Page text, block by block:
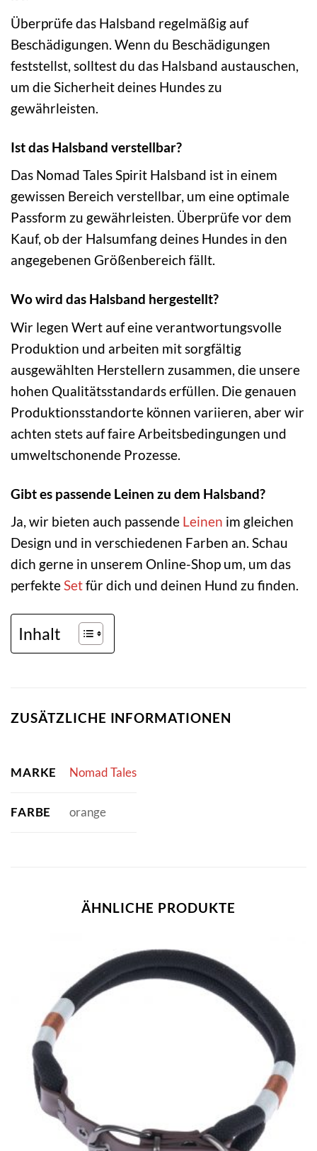
Überprüfe das Halsband regelmäßig auf
Beschädigungen. Wenn du Beschädigungen
feststellst, solltest du das Halsband austauschen,
um die Sicherheit deines Hundes zu
gewährleisten.
Ist das Halsband verstellbar?
Das Nomad Tales Spirit Halsband ist in einem
gewissen Bereich verstellbar, um eine optimale
Passform zu gewährleisten. Überprüfe vor dem
Kauf, ob der Halsumfang deines Hundes in den
angegebenen Größenbereich fällt.
Wo wird das Halsband hergestellt?
Wir legen Wert auf eine verantwortungsvolle
Produktion und arbeiten mit sorgfältig
ausgewählten Herstellern zusammen, die unsere
hohen Qualitätsstandards erfüllen. Die genauen
Produktionsstandorte können variieren, aber wir
achten stets auf faire Arbeitsbedingungen und
umweltschonende Prozesse.
Gibt es passende Leinen zu dem Halsband?
Ja, wir bieten auch passende Leinen im gleichen
Design und in verschiedenen Farben an. Schau
dich gerne in unserem Online-Shop um, um das
perfekteSetfür dich und deinen Hund zu finden.
Inhalt
ZUSÄTZLICHE INFORMATIONEN
MARKE Nomad Tales
FARBE orange
ÄHNLICHE PRODUKTE